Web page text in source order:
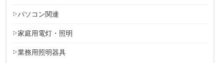
パソコン関連
家庭用電灯・照明
業務用照明器具